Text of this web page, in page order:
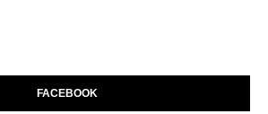
FACEBOOK